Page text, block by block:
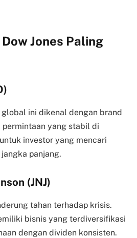
Jones Paling
global ini dikenal dengan brand
yang stabil di
investor yang mencari
panjang.
(JNJ)
tahan terhadap krisis.
bisnis yang terdiversifikasi
dengan dividen konsisten.